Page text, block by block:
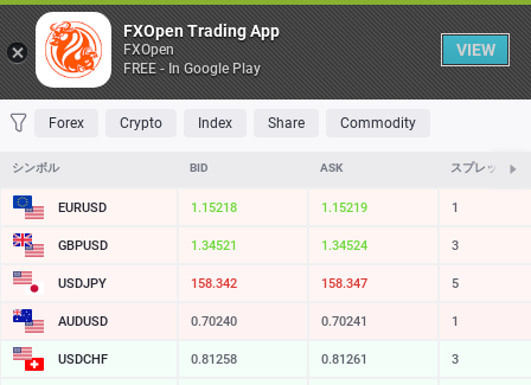
Table
FAVORITES MOST TRADED TOP RISERS TOP FALLERS MOST
Forex Crypto Index Share Commodity
シンボル BID ASK スプレッド
EURUSD 1.15218 1.15219 1
GBPUSD 1.34521 1.34524 3
USDJPY 158.342 158.347 5
AUDUSD 0.70240 0.70241 1
USDCHF 0.81258 0.81261 3
FXOpen Trading App
FXOpen
FREE - In Google Play
VIEW